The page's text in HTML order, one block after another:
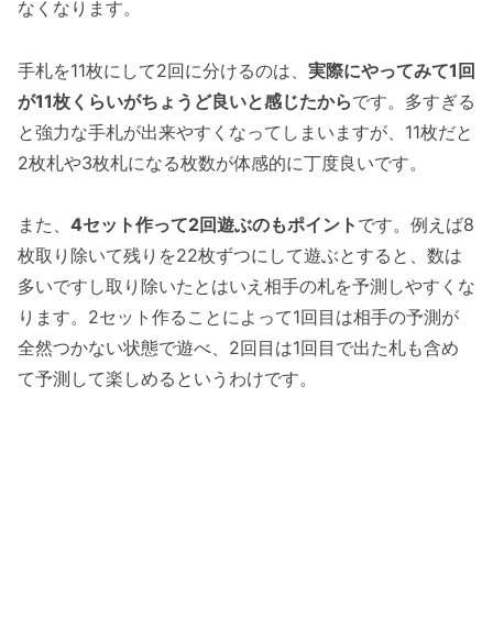
なくなります。
手札を11枚にして2回に分けるのは、 実際にやってみて1回
が11枚くらいがちょうど良いと感じたからです。多すぎる
と強力な手札が出来やすくなってしまいますが、11枚だと
2枚札や3枚札になる枚数が体感的に丁度良いです。
また、 4セット作って2回遊ぶのもポイント です。例えば8
枚取り除いて残りを22枚ずつにして遊ぶとすると、数は
多いですし取り除いたとはいえ相手の札を予測しやすくな
ります。2セット作ることによって1回目は相手の予測が
全然つかない状態で遊べ、2回目は1回目で出た札も含め
て予測して楽しめるというわけです。